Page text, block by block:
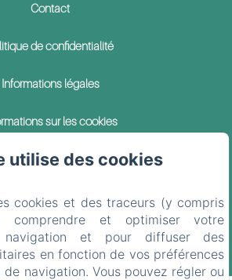
Contact
de confidentialité
Informations légales
sur les cookies
EN FR ES DE
Créé par Amenitiz
Générales de Vente
utilise des cookies
cookies et des traceurs (y compris
et optimiser votre
navigation et pour diffuser des
en fonction de vos préférences
navigation. Vous pouvez régler ou